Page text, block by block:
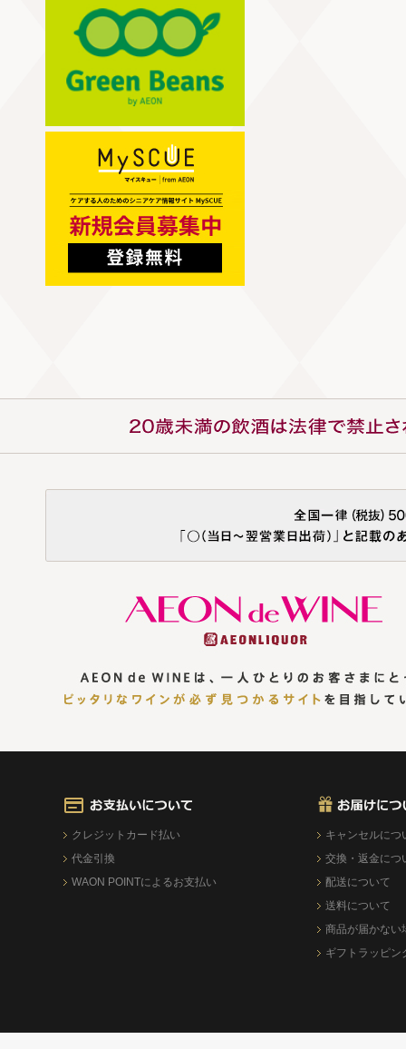
クレジットカード払い
代金引換
WAON POINTによるお支払い
キャンセルにつ
交換・返金につ
配送について
送料について
商品が届かない
ギフトラッピン